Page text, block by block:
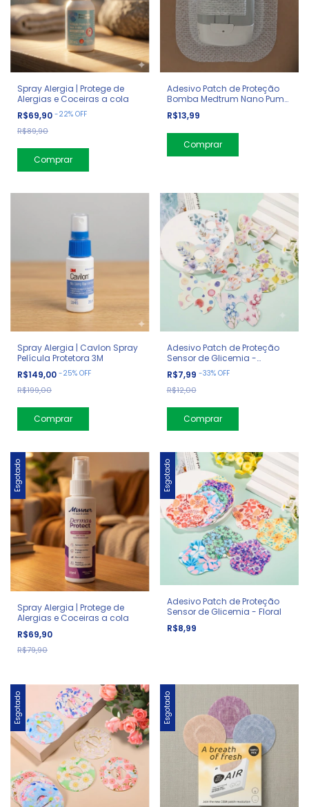
Spray Alergia | Protege de
Alergias e Coceiras a cola
R$69,90 -22% OFF
R$89,90
Adesivo Patch de Proteção
Bomba Medtrum Nano Pump
200ui
R$13,99
Spray Alergia | Cavlon Spray
Película Protetora 3M
R$149,00 -25% OFF
R$199,00
Adesivo Patch de Proteção
Sensor de Glicemia -
Borboletas (com furo)
R$7,99 -33% OFF
R$12,00
Comprar
Esgotado
Spray Alergia | Protege de
Alergias e Coceiras a cola
R$69,90
R$79,90
Esgotado
Adesivo Patch de Proteção
Sensor de Glicemia - Floral
R$8,99
Esgotado Esgotado